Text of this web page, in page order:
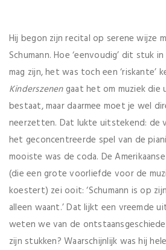
Hij begon zijn recital op serene wijze
Schumann. Hoe ‘eenvoudig’ dit stuk
mag zijn, het was toch een ‘riskante’
Kinderszenengaat het om muziek die
bestaat, maar daarmee moet je wel
neerzetten. Dat lukte uitstekend: de
het geconcentreerde spel van de
mooiste was de coda. De
(die een grote voorliefde voor de
koestert) zei ooit: ‘Schumann is op
alleen waant.’ Dat lijkt een vreemde
weten we van de
zijn stukken? Waarschijnlijk was hij